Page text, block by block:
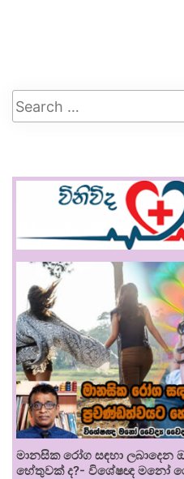
මානසික රෝග සඳහා
හේතුවක් ද?- විශේෂඥ මනෝ